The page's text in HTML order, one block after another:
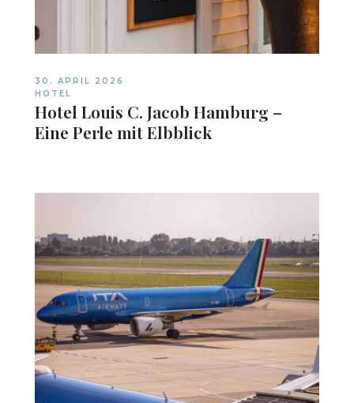
30. APRIL 2026
HOTEL
Hotel Louis C. Jacob Hamburg –
Eine Perle mit Elbblick